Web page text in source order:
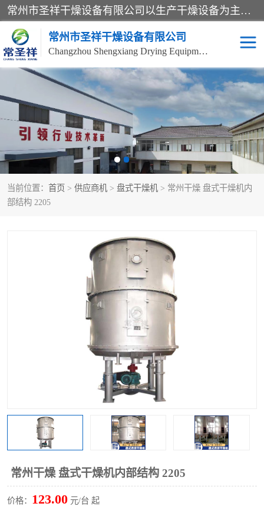
常州市圣祥干燥设备有限公司以生产干燥设备为主导产品，提供：干燥设备、干燥机、混合机、气流干燥机、烘箱、热风循环烘箱、沸腾干燥机、烘干机、喷雾干燥机等产品的生产、制造与销售服务。
常州市圣祥干燥设备有限公司
Changzhou Shengxiang Drying Equipment Co. , Ltd.
当前位置： 首页 > 供应商机 > 盘式干燥机 > 常州干燥 盘式干燥机内
部结构 2205
常州干燥 盘式干燥机内部结构 2205
价格： 123.00 元/台 起
单锥真空干燥机 双锥真空干燥机
气流干燥机 滚筒刮板干燥机
干燥机 闪蒸干燥机
桨叶干燥机 高速混合机
带式干燥机
单锥螺带真空干燥机 沸腾干燥机
方形圆形真空干燥机 真空耙式干燥机
喷雾干燥机
盘式干燥机